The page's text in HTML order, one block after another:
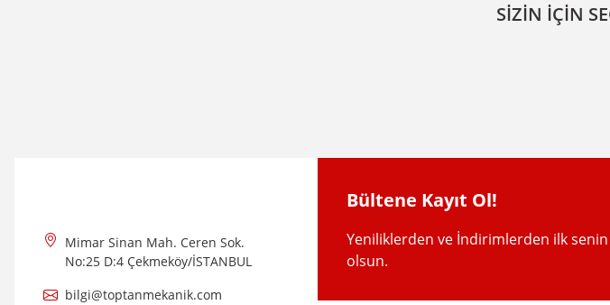
Bu ürüne ilk
SİZİN İÇİN
Mimar Sinan Mah. Ceren Sok.
No:25 D:4 Çekmeköy/İSTANBUL
bilgi@toptanmekanik.com
Bültene Kayıt Ol!
Yeniliklerden ve İndirimlerden ilk
olsun.